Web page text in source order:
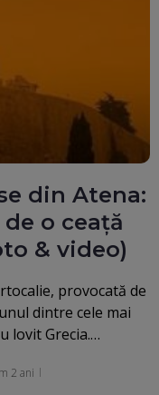
din Atena:
o ceață
& video)
provocată de
dintre cele mai
lovit Grecia.…
2 ani